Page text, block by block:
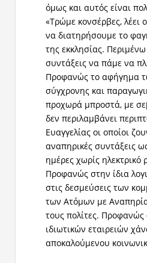
όμως και αυτός είναι
«Τρώμε κονσέρβες, λέει
να διατηρήσουμε το
της εκκλησίας.
συντάξεις να πάμε να
Προφανώς το αφήγημα
σύγχρονης και
προχωρά μπροστά, με
δεν περιλαμβάνει
Ευαγγελίας οι οποίοι
αναπηρικές συντάξεις
ημέρες χωρίς ηλεκτρικό
Προφανώς στην ίδια
στις δεσμεύσεις των
των Ατόμων με
τους πολίτες.
ιδιωτικών εταιρειών
αποκαλούμενου